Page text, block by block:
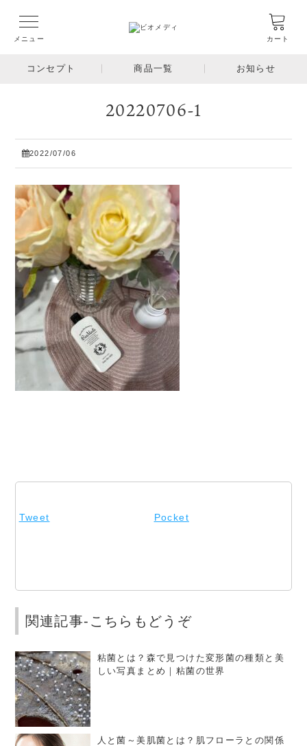
メニュー カート
コンセプト 商品一覧 お知らせ
20220706-1
2022/07/06
Tweet Pocket
関連記事-こちらもどうぞ
粘菌とは？森で見つけた変形菌の種類と美
しい写真まとめ｜粘菌の世界
人と菌～美肌菌とは？肌フローラとの関係